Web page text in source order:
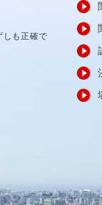
しも正確で